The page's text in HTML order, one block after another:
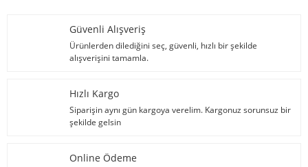
Güvenli Alışveriş
Ürünlerden dilediğini seç, güvenli, hızlı bir şekilde
alışverişini tamamla.
Hızlı Kargo
Siparişin aynı gün kargoya verelim. Kargonuz sorunsuz bir
şekilde gelsin
Online Ödeme